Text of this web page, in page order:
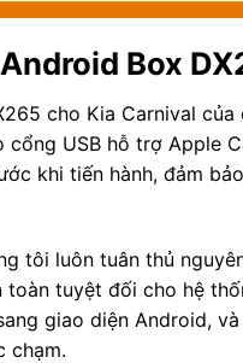
Box
cho Kia Carnival
cổng USB hỗ trợ Apple
khi tiến hành, đảm
tôi luôn tuân thủ
tuyệt đối cho hệ
giao diện Android,
chạm.